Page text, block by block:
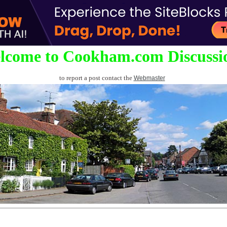
to Cookham.com
to report a post contact the Webmaster